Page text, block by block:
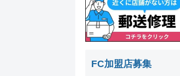
FC加盟店募集